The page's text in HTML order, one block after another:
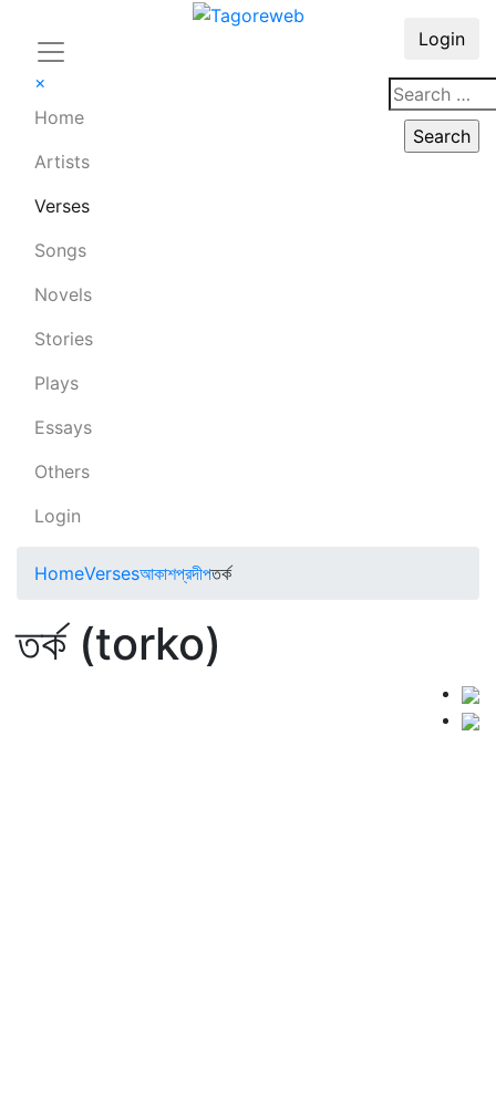
×
Home
Artists
Verses
Songs
Novels
Stories
Plays
Essays
Others
Login
Login
HomeVersesআকাশপ্রদীপতর্ক
তর্ক (torko)